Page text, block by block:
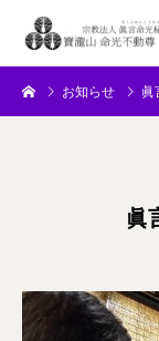
お知らせ 眞
眞